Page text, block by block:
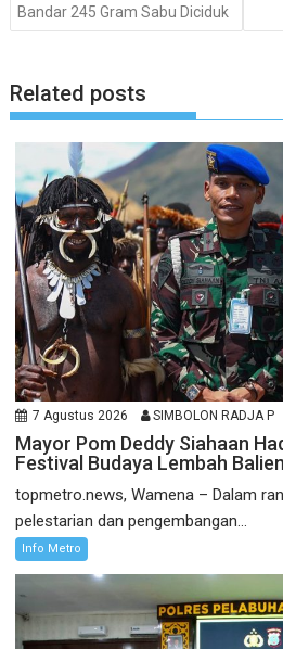
Bandar 245 Gram Sabu Diciduk
Related posts
7 Agustus 2026 SIMBOLON RADJA P
Mayor Pom Deddy Siahaan
Festival Budaya Lembah
topmetro.news, Wamena – Dalam
pelestarian dan pengembangan...
Info Metro